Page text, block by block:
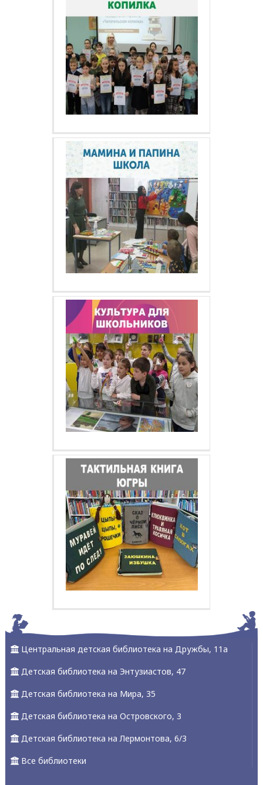
Центральная детская библиотека на Дружбы, 11а
Детская библиотека на Энтузиастов, 47
Детская библиотека на Мира, 35
Детская библиотека на Островского, 3
Детская библиотека на Лермонтова, 6/3
Все библиотеки